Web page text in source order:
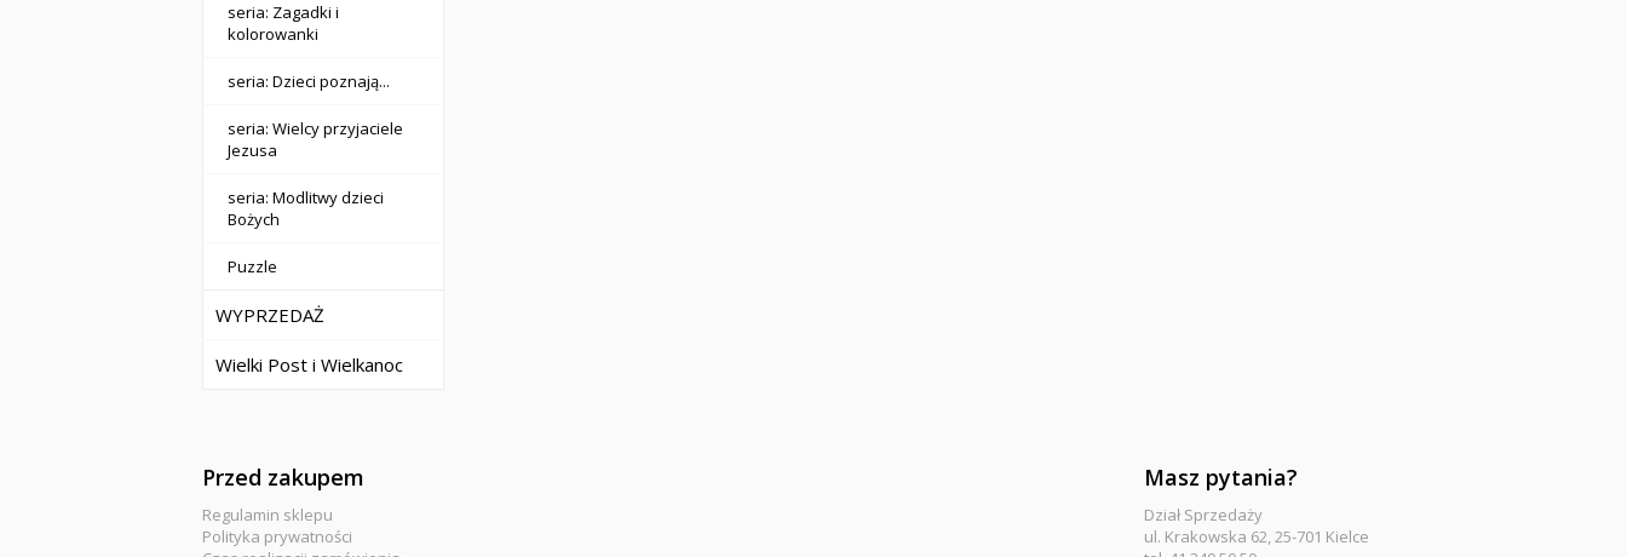
seria: Zagadki i
kolorowanki
seria: Dzieci poznają...
seria: Wielcy przyjaciele
Jezusa
seria: Modlitwy dzieci
Bożych
Puzzle
WYPRZEDAŻ
Wielki Post i Wielkanoc
Przed zakupem
Regulamin sklepu
Polityka prywatności
Masz pytania?
Dział Sprzedaży
ul. Krakowska 62, 25-701 Kielce